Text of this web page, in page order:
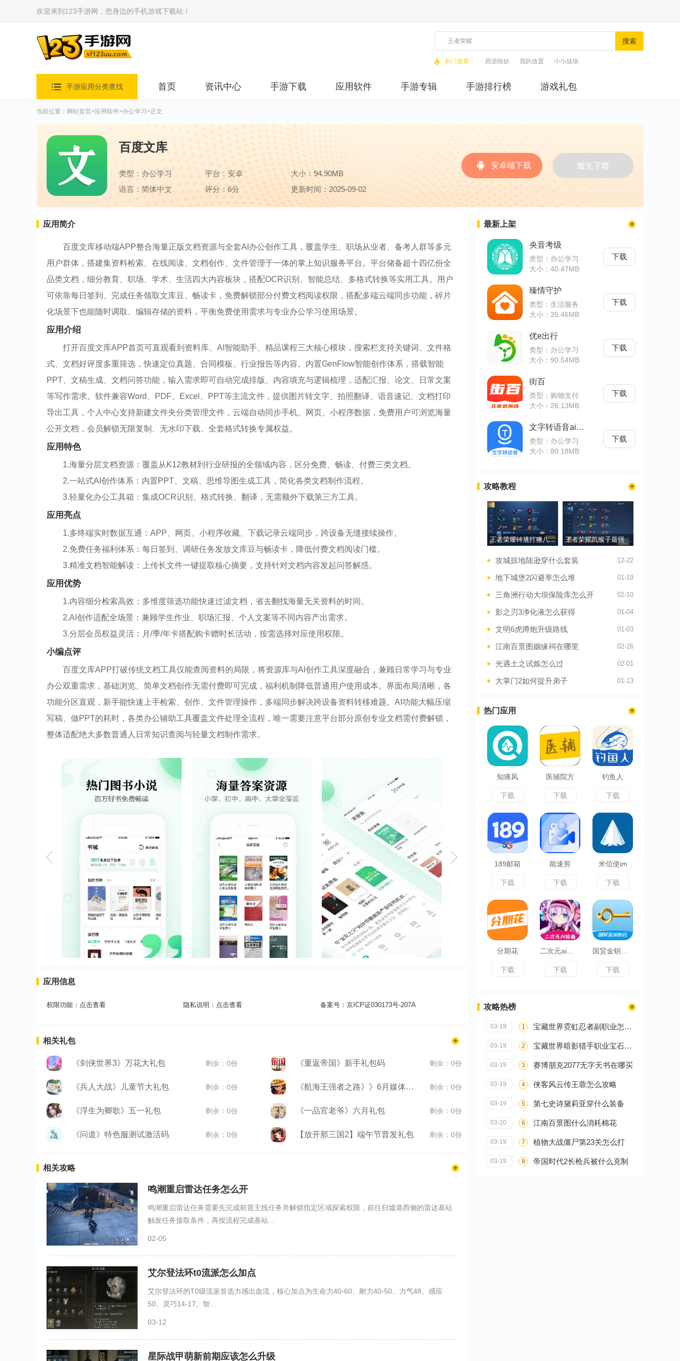
欢迎来到123手游网，您身边的手机游戏下载站！
搜索
热门搜索： 西游除妖 我的放置 小小战场
手游应用分类查找 首页 资讯中心 手游下载 应用软件 手游专辑 手游排行榜 游戏礼包
当前位置： 网站首页>应用软件>办公学习 >正文
百度文库
类型：办公学习 平台：安卓
大小：94.90MB
语言：简体中文
评分：6分 更新时间：2025-09-02
安卓端下载
应用简介
百度文库移动端APP整合海量正版文档资源与全套AI办公创作工具，覆盖学生、职场从业者、备考人群等多元
用户群体，搭建集资料检索、在线阅读、文档创作、文件管理于一体的掌上知识服务平台。平台储备超十四亿份全
品类文档，细分教育、职场、学术、生活四大内容板块，搭配OCR识别、智能总结、多格式转换等实用工具。用户
可依靠每日签到、完成任务领取文库豆、畅读卡，免费解锁部分付费文档阅读权限，搭配多端云端同步功能，碎片
化场景下也能随时调取、编辑存储的资料，平衡免费使用需求与专业办公学习使用场景。
应用介绍
打开百度文库APP首页可直观看到资料库、AI智能助手、精品课程三大核心模块，搜索栏支持关键词、文件格
式、文档好评度多重筛选，快速定位真题、合同模板、行业报告等内容。内置GenFlow智能创作体系，搭载智能
PPT、文稿生成、文档问答功能，输入需求即可自动完成排版、内容填充与逻辑梳理，适配汇报、论文、日常文案
等写作需求。软件兼容Word、PDF、Excel、PPT等主流文件，提供图片转文字、拍照翻译、语音速记、文档打印
导出工具，个人中心支持新建文件夹分类管理文件，云端自动同步手机、网页、小程序数据，免费用户可浏览海量
公开文档，会员解锁无限复制、无水印下载、全套格式转换专属权益。
应用特色
1.海量分层文档资源：覆盖从K12教材到行业研报的全领域内容，区分免费、畅读、付费三类文档。
2.一站式AI创作体系：内置PPT、文稿、思维导图生成工具，简化各类文档制作流程。
3.轻量化办公工具箱：集成OCR识别、格式转换、翻译，无需额外下载第三方工具。
应用亮点
1.多终端实时数据互通：APP、网页、小程序收藏、下载记录云端同步，跨设备无缝接续操作。
2.免费任务福利体系：每日签到、调研任务发放文库豆与畅读卡，降低付费文档阅读门槛。
3.精准文档智能解读：上传长文件一键提取核心摘要，支持针对文档内容发起问答解惑。
应用优势
1.内容细分检索高效：多维度筛选功能快速过滤文档，省去翻找海量无关资料的时间。
2.AI创作适配全场景：兼顾学生作业、职场汇报、个人文案等不同内容产出需求。
3.分层会员权益灵活：月/季/年卡搭配购卡赠时长活动，按需选择对应使用权限。
小编点评
百度文库APP打破传统文档工具仅能查阅资料的局限，将资源库与AI创作工具深度融合，兼顾日常学习与专业
办公双重需求，基础浏览、简单文档创作无需付费即可完成，福利机制降低普通用户使用成本。界面布局清晰，各
功能分区直观，新手能快速上手检索、创作、文件管理操作，多端同步解决跨设备资料转移难题。AI功能大幅压缩
写稿、做PPT的耗时，各类办公辅助工具覆盖文件处理全流程，唯一需要注意平台部分原创专业文档需付费解锁，
整体适配绝大多数普通人日常知识查阅与轻量文档制作需求。
应用信息
权限功能： 点击查看 隐私说明： 点击查看 备案号： 京ICP证030173号-207A
相关礼包
《剑侠世界3》万花大礼包 剩余：0份 《重返帝国》新手礼包码 剩余：0份
《兵人大战》儿童节大礼包 剩余：0份 《航海王强者之路》》6月媒体礼包 剩余：0份
《浮生为卿歌》五一礼包 剩余：0份 《一品官老爷》六月礼包 剩余：0份
《问道》特色服测试激活码 剩余：0份 【放开那三国2】端午节普发礼包 剩余：0份
相关攻略
鸣潮重启雷达任务怎么开
鸣潮重启雷达任务需要先完成前置主线任务并解锁指定区域探索权限，前往归墟港西侧的雷达基站
触发任务接取条件，再按流程完成基站...
02-05
艾尔登法环t0流派怎么加点
艾尔登法环的T0级流派首选力感出血流，核心加点为生命力40-60、耐力40-50、力气48、感应
50、灵巧14-17、智...
03-12
星际战甲萌新前期应该怎么升级
最新上架
央音考级
类型：办公学习
大小：40.47MB
下载
臻情守护
类型：生活服务
大小：35.46MB
下载
优e出行
类型：办公学习
大小：90.54MB
下载
街百
类型：购物支付
大小：26.13MB
下载
文字转语音ai配音
类型：办公学习
大小：80.18MB
下载
攻略教程
王者荣耀钟馗打猪八戒出装怎么出 王者荣耀凯猴子最强出装怎么出
攻城掠地陆逊穿什么套装 12-22
地下城堡2闪避率怎么堆 01-19
三角洲行动大坝保险库怎么开 02-10
影之刃3净化液怎么获得 01-04
文明6虎蹲炮升级路线 01-03
江南百景图姻缘祠在哪里 02-26
光遇土之试炼怎么过 02-01
大掌门2如何提升弟子 01-13
热门应用
知痛风
下载
医辅院方
下载
钓鱼人
下载
189邮箱
下载
能速剪
下载
米信使im
下载
分期花
下载 下载 下载
攻略热榜
03-19 1 宝藏世界霓虹忍者副职业怎么选
03-19 2 宝藏世界暗影猎手职业宝石怎么搭配
03-19 3 赛博朋克2077无字天书在哪买
03-19 4 侠客风云传王蓉怎么攻略
03-19 5 第七史诗黛莉亚穿什么装备
03-20 6 江南百景图什么消耗棉花
03-19 7 植物大战僵尸第23关怎么打
03-19 8 帝国时代2长枪兵被什么克制